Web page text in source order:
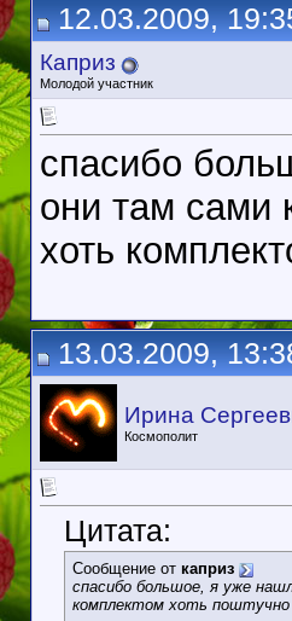
12.03.2009,
Каприз
Молодой участник
спасибо
они там сами
хоть
13.03.2009,
Ирина
Космополит
Цитата:
Сообщение от каприз
спасибо большое, я уже
комплектом хоть поштучно